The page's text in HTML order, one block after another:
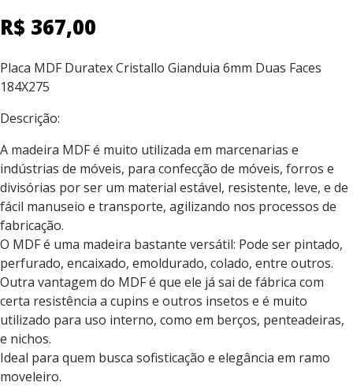
R$ 367,00
Placa MDF Duratex Cristallo Gianduia 6mm Duas Faces
184X275
Descrição:
A madeira MDF é muito utilizada em marcenarias e
indústrias de móveis, para confecção de móveis, forros e
divisórias por ser um material estável, resistente, leve, e de
fácil manuseio e transporte, agilizando nos processos de
fabricação.
O MDF é uma madeira bastante versátil: Pode ser pintado,
perfurado, encaixado, emoldurado, colado, entre outros.
Outra vantagem do MDF é que ele já sai de fábrica com
certa resistência a cupins e outros insetos e é muito
utilizado para uso interno, como em berços, penteadeiras,
e nichos.
Ideal para quem busca sofisticação e elegância em ramo
moveleiro.